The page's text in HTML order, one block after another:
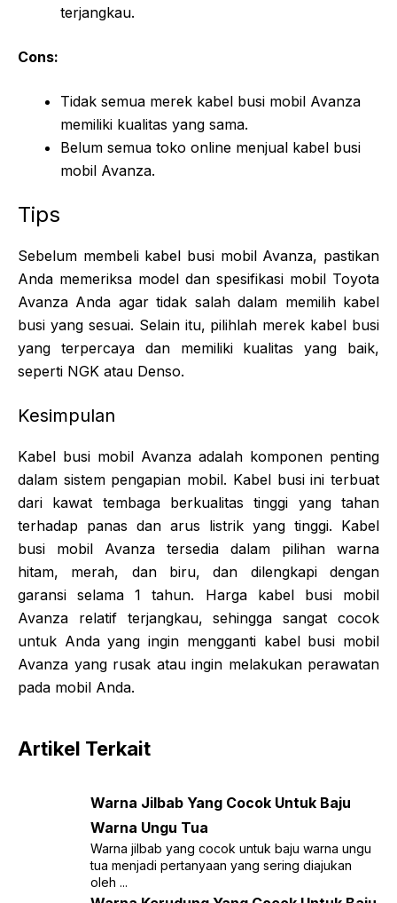
terjangkau.
Cons:
Tidak semua merek kabel busi mobil Avanza
memiliki kualitas yang sama.
Belum semua toko online menjual kabel busi
mobil Avanza.
Tips
Sebelum membeli kabel busi mobil Avanza, pastikan
Anda memeriksa model dan spesifikasi mobil Toyota
Avanza Anda agar tidak salah dalam memilih kabel
busi yang sesuai. Selain itu, pilihlah merek kabel busi
yang terpercaya dan memiliki kualitas yang baik,
seperti NGK atau Denso.
Kesimpulan
Kabel busi mobil Avanza adalah komponen penting
dalam sistem pengapian mobil. Kabel busi ini terbuat
dari kawat tembaga berkualitas tinggi yang tahan
terhadap panas dan arus listrik yang tinggi. Kabel
busi mobil Avanza tersedia dalam pilihan warna
hitam, merah, dan biru, dan dilengkapi dengan
garansi selama 1 tahun. Harga kabel busi mobil
Avanza relatif terjangkau, sehingga sangat cocok
untuk Anda yang ingin mengganti kabel busi mobil
Avanza yang rusak atau ingin melakukan perawatan
pada mobil Anda.
Artikel Terkait
Warna Jilbab Yang Cocok Untuk Baju
Warna Ungu Tua
Warna jilbab yang cocok untuk baju warna ungu
tua menjadi pertanyaan yang sering diajukan
oleh ...